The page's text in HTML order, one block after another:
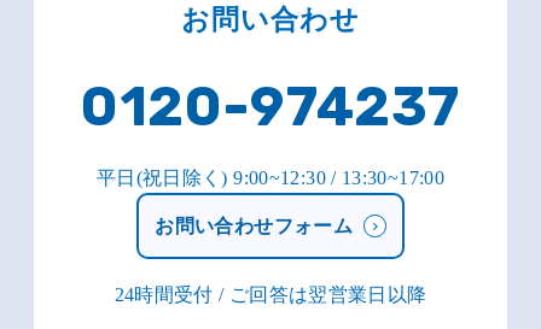
お問い合わせ
0120-974237
平日(祝日除く) 9:00~12:30 / 13:30~17:00
お問い合わせフォーム
24時間受付 / ご回答は翌営業日以降